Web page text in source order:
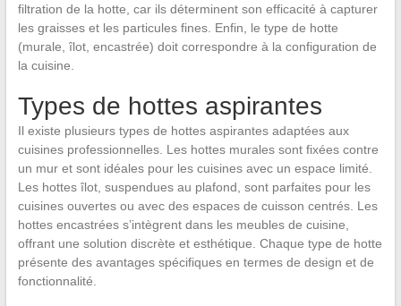
filtration de la hotte, car ils déterminent son efficacité à capturer
les graisses et les particules fines. Enfin, le type de hotte
(murale, îlot, encastrée) doit correspondre à la configuration de
la cuisine.
Types de hottes aspirantes
Il existe plusieurs types de hottes aspirantes adaptées aux
cuisines professionnelles. Les hottes murales sont fixées contre
un mur et sont idéales pour les cuisines avec un espace limité.
Les hottes îlot, suspendues au plafond, sont parfaites pour les
cuisines ouvertes ou avec des espaces de cuisson centrés. Les
hottes encastrées s’intègrent dans les meubles de cuisine,
offrant une solution discrète et esthétique. Chaque type de hotte
présente des avantages spécifiques en termes de design et de
fonctionnalité.